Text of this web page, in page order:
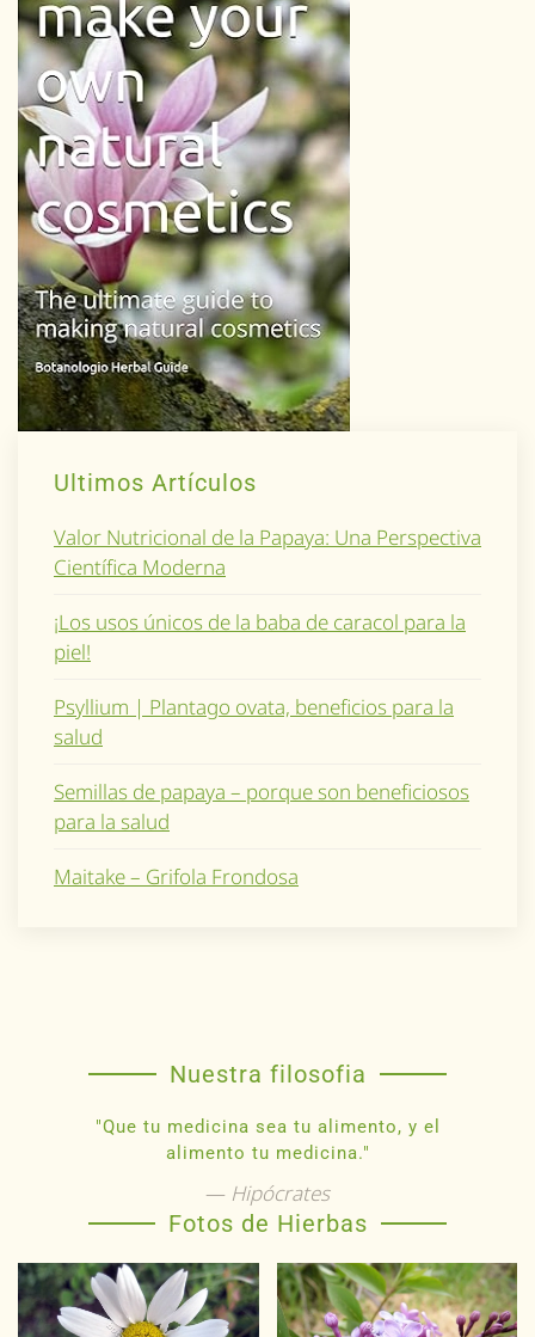
Ultimos Artículos
Valor Nutricional de la Papaya: Una Perspectiva
Científica Moderna
¡Los usos únicos de la baba de caracol para la
piel!
Psyllium | Plantago ovata, beneficios para la
salud
Semillas de papaya – porque son beneficiosos
para la salud
Maitake – Grifola Frondosa
Nuestra filosofia
"Que tu medicina sea tu alimento, y el
alimento tu medicina."
Hipócrates
Fotos de Hierbas